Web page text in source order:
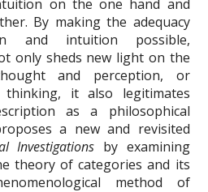
on the one hand and
By making the adequacy
and intuition possible,
only sheds new light on the
and perception, or
thinking, it also legitimates
as a philosophical
a new and revisited
Investigations by examining
theory of categories and its
method of